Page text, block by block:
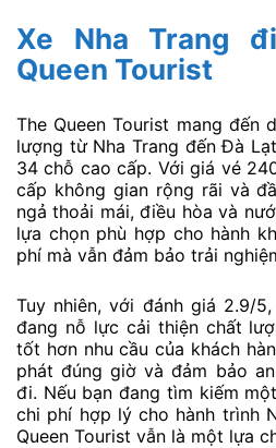
Xe Nha Trang
Queen Tourist
The Queen Tourist mang đến
lượng từ Nha Trang đến Đà
34 chỗ cao cấp. Với giá vé
cấp không gian rộng rãi và
ngả thoải mái, điều hòa và
lựa chọn phù hợp cho hành
phí mà vẫn đảm bảo trải
Tuy nhiên, với đánh giá 2.9/
đang nỗ lực cải thiện chất
tốt hơn nhu cầu của khách
phát đúng giờ và đảm bảo
đi. Nếu bạn đang tìm kiếm
chi phí hợp lý cho hành trình
Queen Tourist vẫn là một lựa